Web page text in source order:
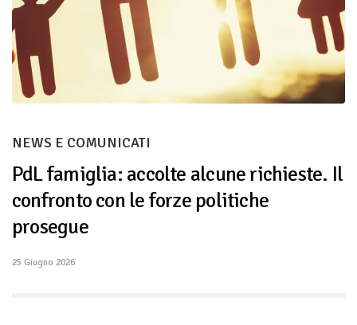
NEWS E COMUNICATI
PdL famiglia: accolte alcune richieste. Il
confronto con le forze politiche
prosegue
25 Giugno 2026